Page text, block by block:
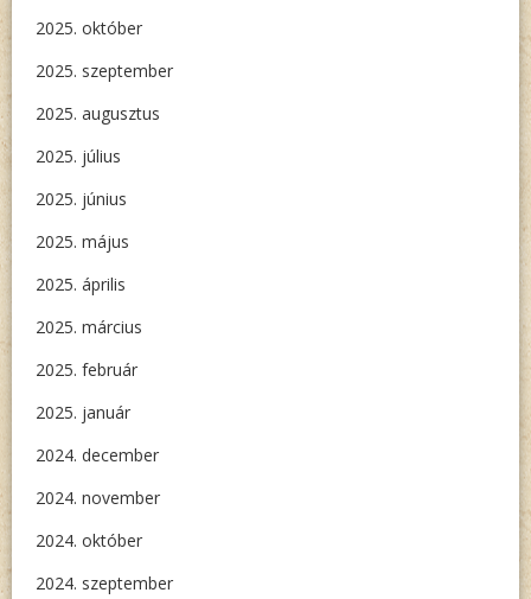
2025. október
2025. szeptember
2025. augusztus
2025. július
2025. június
2025. május
2025. április
2025. március
2025. február
2025. január
2024. december
2024. november
2024. október
2024. szeptember